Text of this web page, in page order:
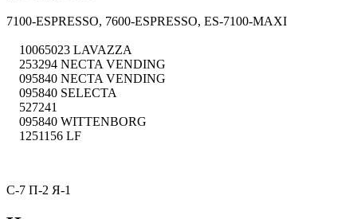
7100-ESPRESSO, 7600-ESPRESSO, ES-7100-MAXI
10065023 LAVAZZA
253294 NECTA VENDING
095840 NECTA VENDING
095840 SELECTA
527241
095840 WITTENBORG
1251156 LF
С-7 П-2 Я-1